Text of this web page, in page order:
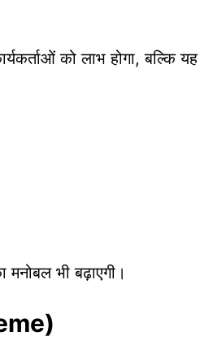
को लाभ होगा, बल्कि यह
भी बढ़ाएगी।